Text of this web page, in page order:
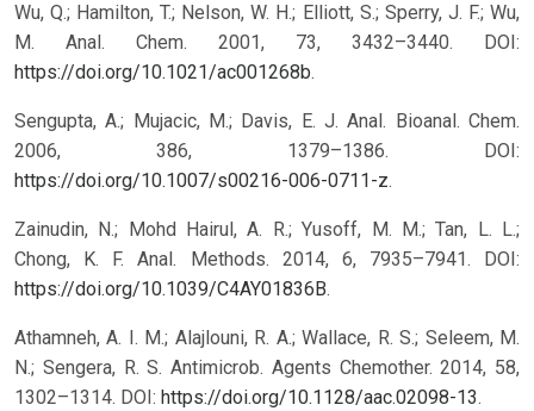
Wu, Q.; Hamilton, T.; Nelson, W. H.; Elliott, S.; Sperry, J. F.; Wu,
M. Anal. Chem. 2001, 73, 3432–3440. DOI:
https://doi.org/10.1021/ac001268b.
Sengupta, A.; Mujacic, M.; Davis, E. J. Anal. Bioanal. Chem.
2006, 386, 1379–1386. DOI:
https://doi.org/10.1007/s00216-006-0711-z.
Zainudin, N.; Mohd Hairul, A. R.; Yusoff, M. M.; Tan, L. L.;
Chong, K. F. Anal. Methods. 2014, 6, 7935–7941. DOI:
https://doi.org/10.1039/C4AY01836B.
Athamneh, A. I. M.; Alajlouni, R. A.; Wallace, R. S.; Seleem, M.
N.; Sengera, R. S. Antimicrob. Agents Chemother. 2014, 58,
1302–1314. DOI: https://doi.org/10.1128/aac.02098-13.